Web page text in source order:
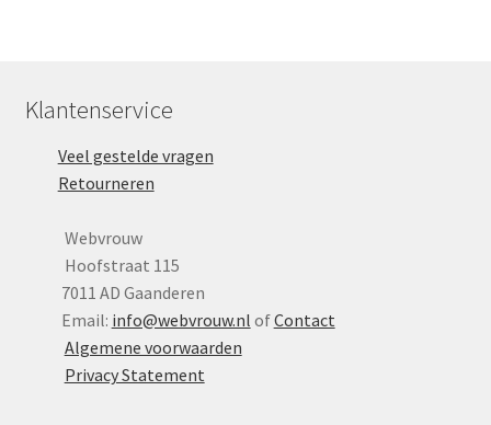
Klantenservice
Veel gestelde vragen
Retourneren
Webvrouw
Hoofstraat 115
7011 AD Gaanderen
Email: info@webvrouw.nl ofContact
Algemene voorwaarden
Privacy Statement